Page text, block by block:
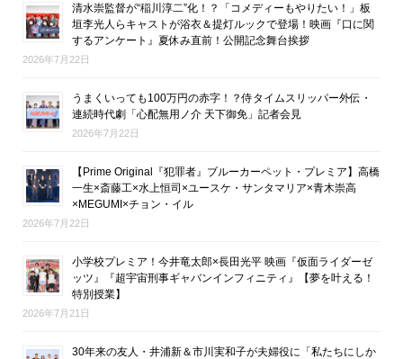
清水崇監督が“稲川淳二”化！？「コメディーもやりたい！」板
垣李光人らキャストが浴衣＆提灯ルックで登場！映画『口に関
するアンケート』夏休み直前！公開記念舞台挨拶
2026年7月22日
うまくいっても100万円の赤字！？侍タイムスリッパー外伝・
連続時代劇「心配無用ノ介 天下御免」記者会見
2026年7月22日
【Prime Original『犯罪者』ブルーカーペット・プレミア】高橋
一生×斎藤工×水上恒司×ユースケ・サンタマリア×青木崇高
×MEGUMI×チョン・イル
2026年7月22日
小学校プレミア！今井竜太郎×長田光平 映画『仮面ライダーゼ
ッツ』『超宇宙刑事ギャバンインフィニティ』【夢を叶える！
特別授業】
2026年7月21日
30年来の友人・井浦新＆市川実和子が夫婦役に「私たちにしか